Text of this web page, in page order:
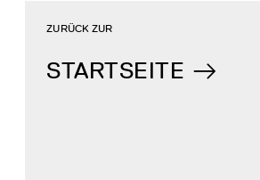
STARTSEITE
ZURÜCK ZUR